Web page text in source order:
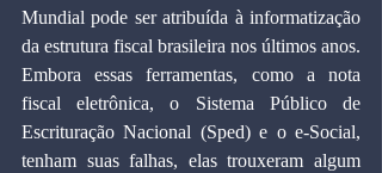
Mundial pode ser atribuída à informatização
da estrutura fiscal brasileira nos últimos anos.
Embora essas ferramentas, como a nota
fiscal eletrônica, o Sistema Público de
Escrituração Nacional (Sped) e o e-Social,
tenham suas falhas, elas trouxeram algum